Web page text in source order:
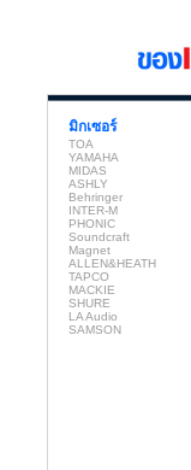
มิกเซอร์
TOA
YAMAHA
MIDAS
ASHLY
Behringer
INTER-M
PHONIC
Soundcraft
Magnet
ALLEN&HEATH
TAPCO
MACKIE
SHURE
LA Audio
SAMSON